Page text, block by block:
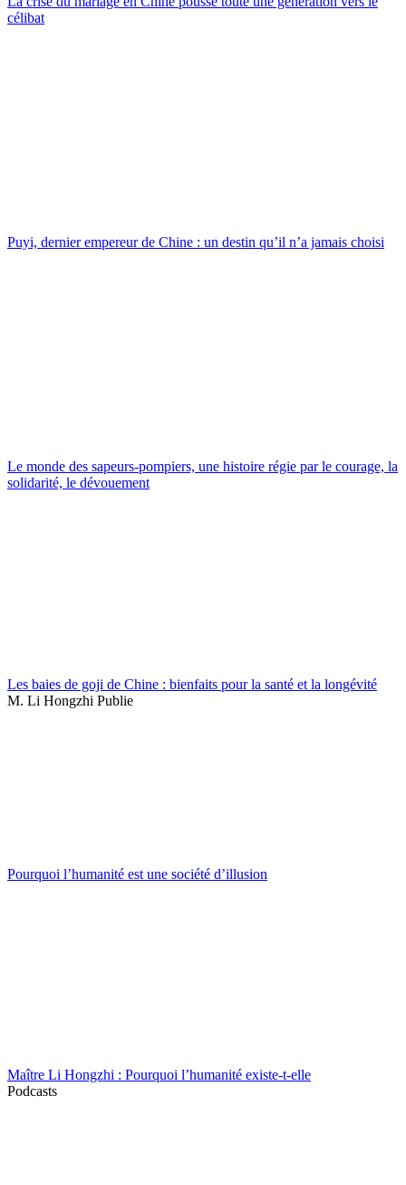
célibat
Puyi, dernier empereur de Chine : un destin qu’il n’a jamais choisi
Le monde des sapeurs-pompiers, une histoire régie par le courage, la
solidarité, le dévouement
Les baies de goji de Chine : bienfaits pour la santé et la longévité
M. Li Hongzhi Publie
Pourquoi l’humanité est une société d’illusion
Maître Li Hongzhi : Pourquoi l’humanité existe-t-elle
Podcasts